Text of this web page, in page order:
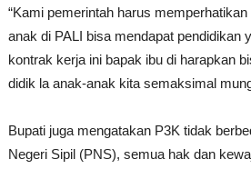
“Kami pemerintah harus
anak di PALI bisa mendapat pendidikan
kontrak kerja ini bapak ibu di harapkan
didik la anak-anak kita semaksimal
Bupati juga mengatakan P3K tidak
Negeri Sipil (PNS), semua hak dan